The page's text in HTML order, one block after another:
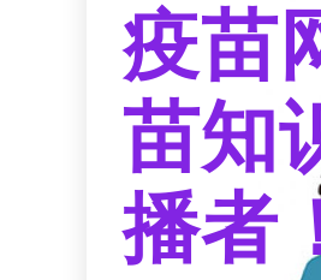
疫苗
苗知
播者